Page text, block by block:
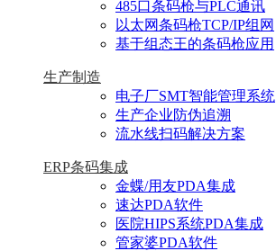
485口条码枪与PLC通讯
以太网条码枪TCP/IP组网
基于组态王的条码枪应用
生产制造
电子厂SMT智能管理系统
生产企业防伪追溯
流水线扫码解决方案
ERP条码集成
金蝶/用友PDA集成
速达PDA软件
医院HIPS系统PDA集成
管家婆PDA软件